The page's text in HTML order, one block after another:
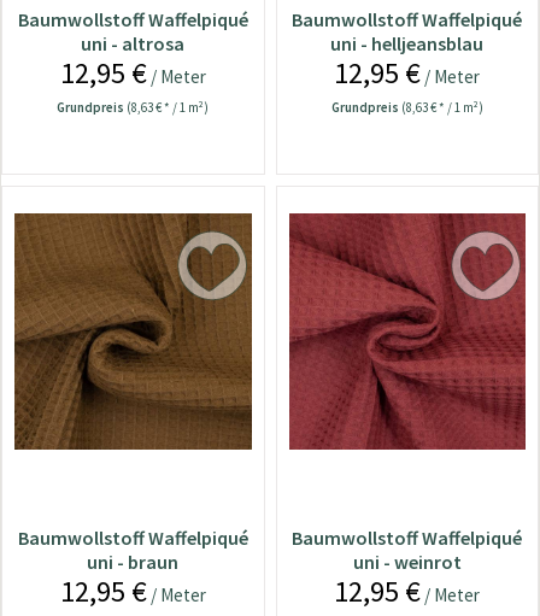
Baumwollstoff Waffelpiqué
uni - altrosa
12,95 €/ Meter
Grundpreis (8,63 € * / 1 m²)
Baumwollstoff Waffelpiqué
uni - helljeansblau
12,95 € / Meter
Grundpreis (8,63 € * / 1 m²)
Baumwollstoff Waffelpiqué
uni - braun
12,95 €/ Meter
Baumwollstoff Waffelpiqué
uni - weinrot
12,95 € / Meter